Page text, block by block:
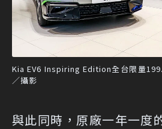
Kia EV6 Inspiring Edition全台限量
／攝影
與此同時，原廠一年一度